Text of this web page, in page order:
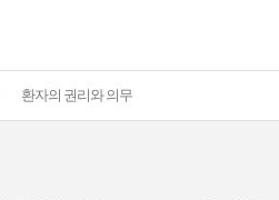
환자의 권리와 의무